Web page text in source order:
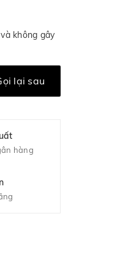
không gây
lại sau
hàng